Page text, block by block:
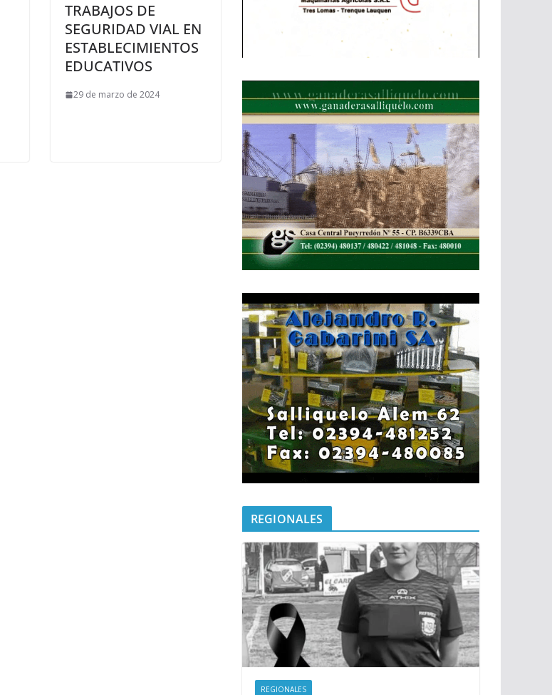
TRABAJOS DE
SEGURIDAD VIAL EN
ESTABLECIMIENTOS
EDUCATIVOS
29 de marzo de 2024
REGIONALES
REGIONALES